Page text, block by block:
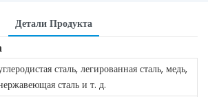
Детали Продукта
сталь, легированная сталь, медь,
сталь и т. д.